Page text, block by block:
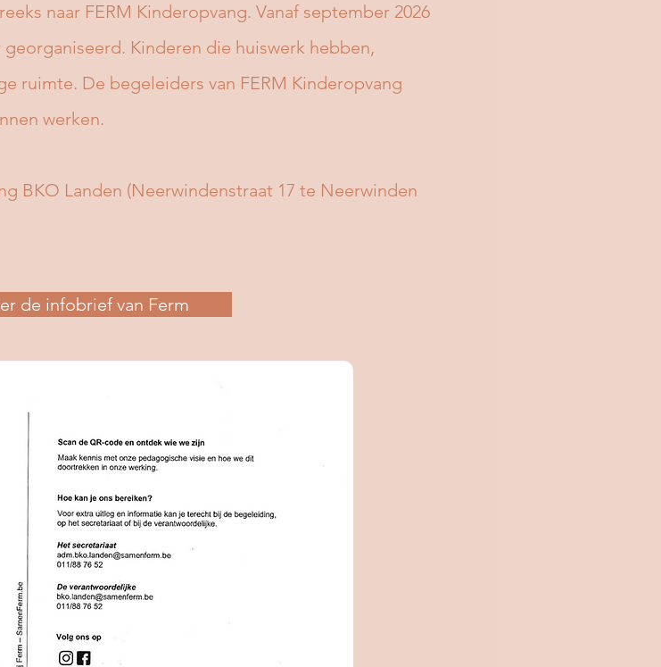
naar FERM Kinderopvang. Vanaf september 2026
Kinderen die huiswerk hebben,
ruimte. De begeleiders van FERM Kinderopvang
werken.
BKO Landen (Neerwindenstraat 17 te Neerwinden
de infobrief van Ferm